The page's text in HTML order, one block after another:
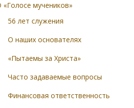
«Голосе мучеников»
56 лет служения
О наших основателях
«Пытаемы за Христа»
Часто задаваемые вопросы
Финансовая ответственность